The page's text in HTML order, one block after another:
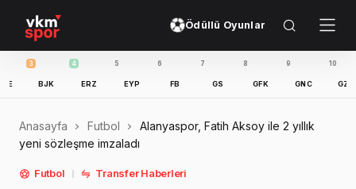
Ödüllü Oyunlar
Anasayfa Futbol
Alanyaspor, Fatih Aksoy ile 2 yıllık
yeni sözleşme imzaladı
Futbol Transfer Haberleri